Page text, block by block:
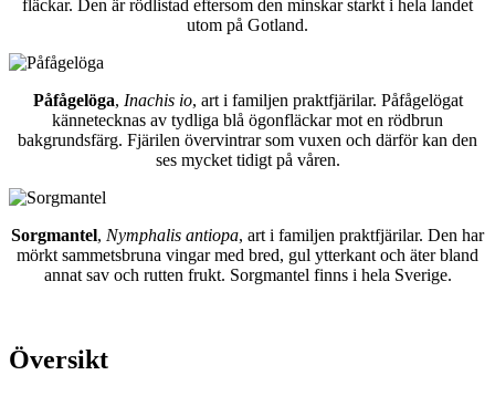
fläckar. Den är rödlistad eftersom den minskar starkt i hela landet
utom på Gotland.
Påfågelöga, Inachis io, art i familjen praktfjärilar. Påfågelögat
kännetecknas av tydliga blå ögonfläckar mot en rödbrun
bakgrundsfärg. Fjärilen övervintrar som vuxen och därför kan den
ses mycket tidigt på våren.
Sorgmantel, Nymphalis antiopa, art i familjen praktfjärilar. Den har
mörkt sammetsbruna vingar med bred, gul ytterkant och äter bland
annat sav och rutten frukt. Sorgmantel finns i hela Sverige.
Översikt